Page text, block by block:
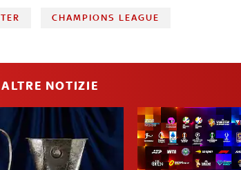
CHAMPIONS LEAGUE
NOTIZIE